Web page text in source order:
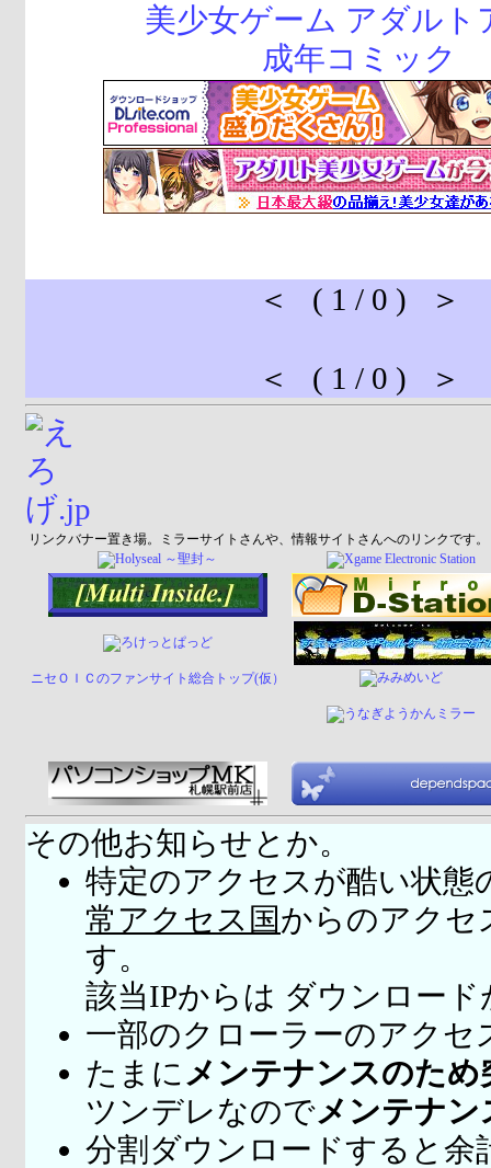
＜ ( 1 / 0 ) ＞
＜ ( 1 / 0 ) ＞
リンクバナー置き場。ミラーサイトさんや、情報サイトさんへのリンクです。
ニセＯＩＣのファンサイト総合トップ(仮）
その他お知らせとか。
特定のアクセスが酷い状態
常アクセス国からのアクセ
す。
該当IPからは ダウンロー
一部のクローラーのアクセ
たまに メンテナンスのため
ツンデレなのでメンテナ
分割ダウンロードすると余